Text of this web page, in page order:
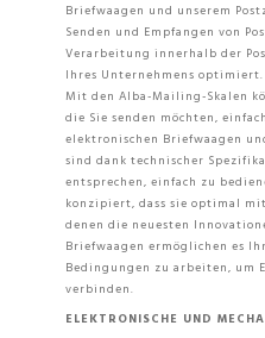
Briefwaagen und unserem
Senden und Empfangen von
Verarbeitung innerhalb der
Ihres Unternehmens optimiert.
Mit den Alba-Mailing-Skalen
die Sie senden möchten,
elektronischen Briefwaagen
sind dank technischer
entsprechen, einfach zu
konzipiert, dass sie optimal
denen die neuesten
Briefwaagen ermöglichen es
Bedingungen zu arbeiten, um
verbinden.
ELEKTRONISCHE UND